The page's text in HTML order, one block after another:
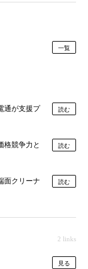
一覧
通が支援プ
読む
格競争力と
読む
面クリーナ
読む
2 links
見る